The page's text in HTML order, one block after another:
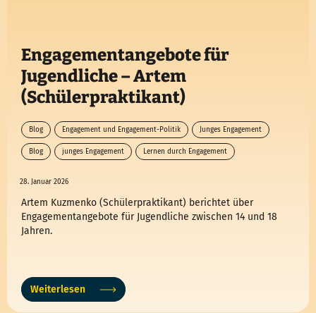
Engagementangebote für
Jugendliche – Artem
(Schülerpraktikant)
Blog Engagement und Engagement-Politik Junges Engagement
Blog junges Engagement Lernen durch Engagement
28. Januar 2026
Artem Kuzmenko (Schülerpraktikant) berichtet über
Engagementangebote für Jugendliche zwischen 14 und 18
Jahren.
Weiterlesen